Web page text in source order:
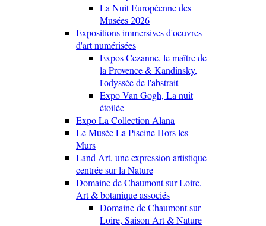
La Nuit Européenne des
Musées 2026
Expositions immersives d'oeuvres
d'art numérisées
Expos Cezanne, le maître de
la Provence & Kandinsky,
l'odyssée de l'abstrait
Expo Van Gogh, La nuit
étoilée
Expo La Collection Alana
Le Musée La Piscine Hors les
Murs
Land Art, une expression artistique
centrée sur la Nature
Domaine de Chaumont sur Loire,
Art & botanique associés
Domaine de Chaumont sur
Loire, Saison Art & Nature